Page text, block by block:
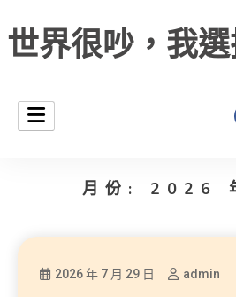
世界很吵，我
月份: 2026
2026 年 7 月 29 日 admin